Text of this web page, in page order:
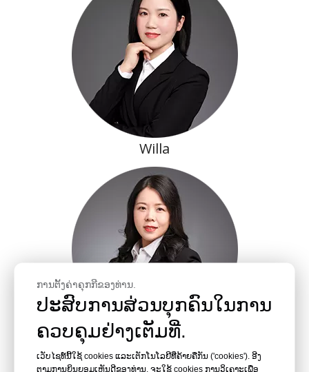
Willa
ນະລົກ
ການຕັ້ງຄ່າຄຸກກີຂອງທ່ານ.
ປະສົບການສ່ວນບຸກຄົນໃນການ
ຄວບຄຸມຢ່າງເຕັມທີ່.
ເວັບໄຊທ໌ນີ້ໃຊ້ cookies ແລະເຕັກໂນໂລຢີທີ່ຄ້າຍຄືກັນ ('cookies'). ອີງ
ຕາມການຍິນຍອມເຫັນດີຂອງທ່ານ, ຈະໃຊ້ cookies ການວິເຄາະເພື່ອ